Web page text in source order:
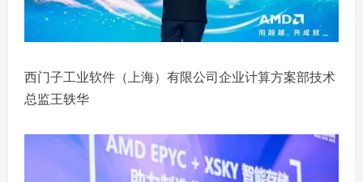
西门子工业软件（上海）有限公司企业计算方案部技术
总监王轶华